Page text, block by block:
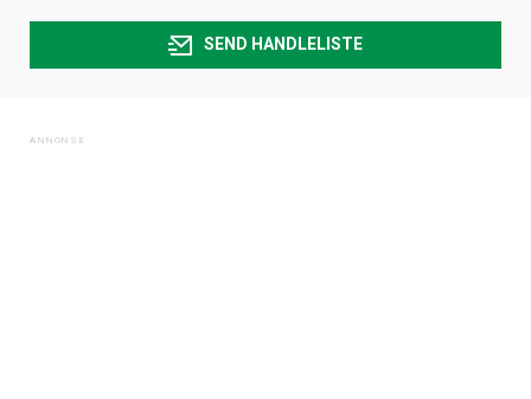
SEND HANDLELISTE